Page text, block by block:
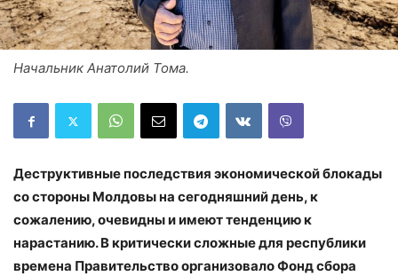
Начальник Анатолий Тома.
Деструктивные последствия экономической блокады
со стороны Молдовы на сегодняшний день, к
сожалению, очевидны и имеют тенденцию к
нарастанию. В критически сложные для республики
времена Правительство организовало Фонд сбора